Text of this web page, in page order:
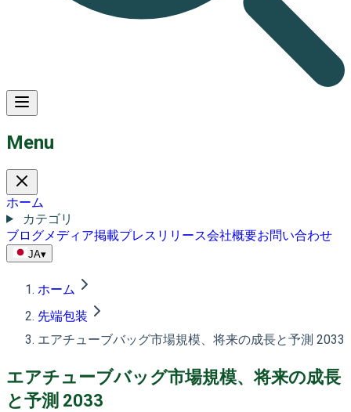
Menu
ホーム
カテゴリ
ブログメディア掲載プレスリリース会社概要お問い合わせ
JA▾
ホーム
先端包装
エアチューブバッグ市場規模、将来の成長と予測 2033
エアチューブバッグ市場規模、将来の成長
と予測 2033